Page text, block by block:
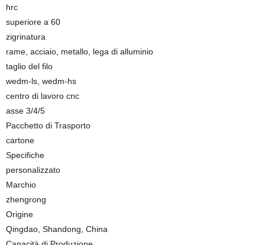
hrc
superiore a 60
zigrinatura
rame, acciaio, metallo, lega di alluminio
taglio del filo
wedm-ls, wedm-hs
centro di lavoro cnc
asse 3/4/5
Pacchetto di Trasporto
cartone
Specifiche
personalizzato
Marchio
zhengrong
Origine
Qingdao, Shandong, China